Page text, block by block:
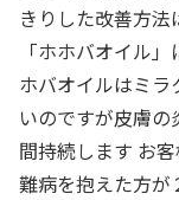
きりした改善方
「ホホバオイル
ホバオイルはミ
いのですが皮膚
間持続します お
難病を抱えた方が